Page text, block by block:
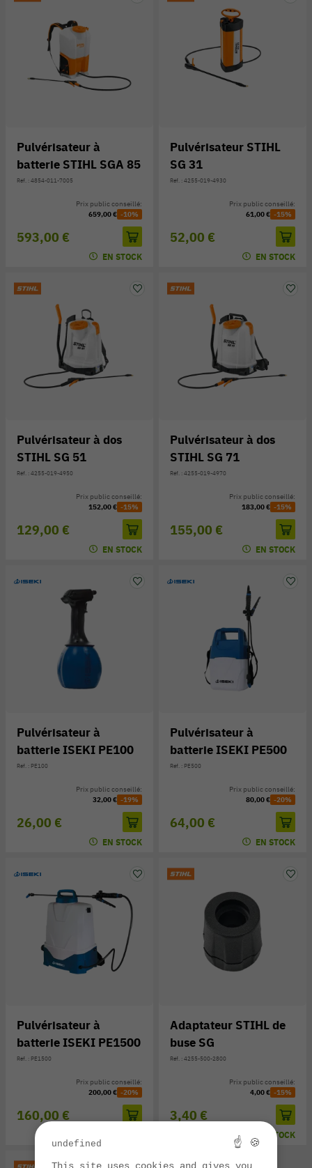
Pulvérisateur à
batterie STIHL SGA 85
Réf. : 4854-011-7005
593,00 €
Prix public conseillé:
659,00 € -10%
EN STOCK
Pulvérisateur STIHL
SG 31
Réf. : 4255-019-4930
52,00 €
Prix public conseillé:
61,00 € -15%
EN STOCK
Pulvérisateur à dos
STIHL SG 51
Réf. : 4255-019-4950
129,00 €
Prix public conseillé:
152,00 € -15%
EN STOCK
Pulvérisateur à dos
STIHL SG 71
Réf. : 4255-019-4970
155,00 €
Prix public conseillé:
183,00 € -15%
EN STOCK
Pulvérisateur à
batterie ISEKI PE100
Réf. : PE100
26,00 €
Prix public conseillé:
32,00 € -19%
EN STOCK
Pulvérisateur à
batterie ISEKI PE500
Réf. : PE500
64,00 €
Prix public conseillé:
80,00 € -20%
EN STOCK
Pulvérisateur à
batterie ISEKI PE1500
Réf. : PE1500
160,00 €
Prix public conseillé:
200,00 € -20%
Adaptateur STIHL de
buse SG
Réf. : 4255-500-2800
3,40 €
Prix public conseillé:
4,00 € -15%
EN STOCK
undefined
☝ 🍪